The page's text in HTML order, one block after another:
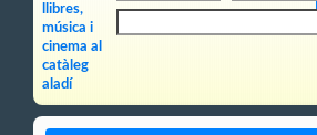
llibres,
música i
cinema al
catàleg
aladí